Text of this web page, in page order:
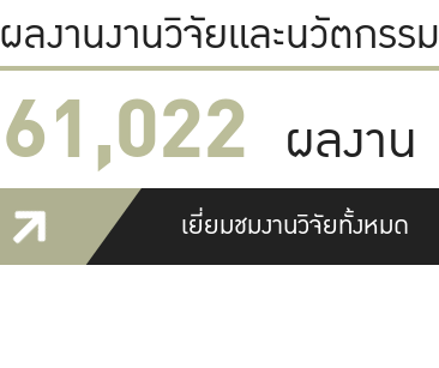
ผลงานงานวิจัยและนวัตกรรม
61,022 ผลงาน
เยี่ยมชมงานวิจัยทั้งหมด